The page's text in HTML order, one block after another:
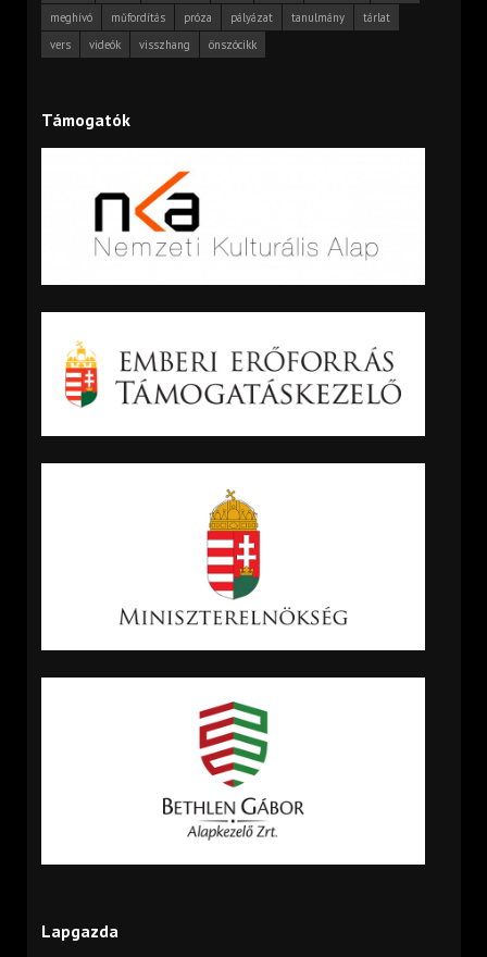
meghívó
műfordítás próza pályázat tanulmány
tárlat
vers
videók visszhang önszócikk
Támogatók
Lapgazda